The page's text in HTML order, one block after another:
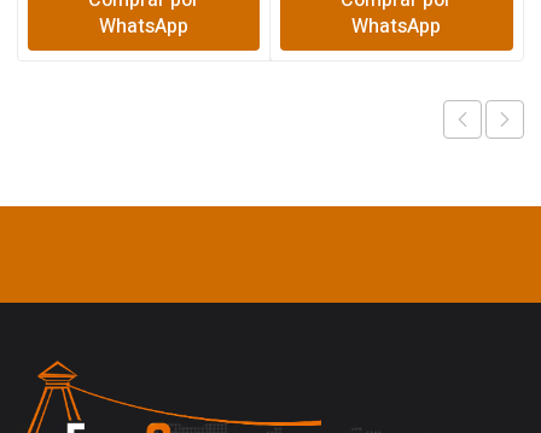
WhatsApp
WhatsApp